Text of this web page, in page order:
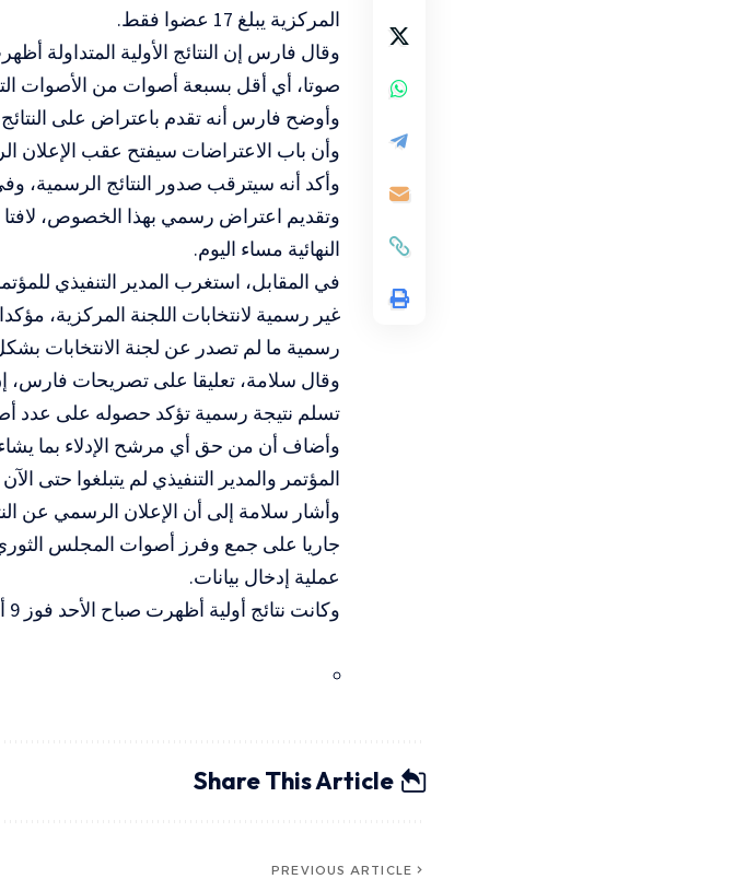
المركزية يبلغ 17 عضوا فقط.
صوتا، أي أقل بسبعة أصوات من الأصوات
وأوضح فارس أنه تقدم باعتراض على النتائج،
وأن باب الاعتراضات سيفتح عقب الإعلان
وأكد أنه سيترقب صدور النتائج الرسمية،
وتقديم اعتراض رسمي بهذا الخصوص، لافتا
النهائية مساء اليوم.
في المقابل، استغرب المدير التنفيذي
غير رسمية لانتخابات اللجنة المركزية،
رسمية ما لم تصدر عن لجنة الانتخابات
وقال سلامة، تعليقا على تصريحات فارس،
تسلم نتيجة رسمية تؤكد حصوله على عدد
وأضاف أن من حق أي مرشح الإدلاء بما يشاء
المؤتمر والمدير التنفيذي لم يتبلغوا حتى
وأشار سلامة إلى أن الإعلان الرسمي عن
عملية إدخال بيانات.
وكانت نتائج أولية أظهرت صباح الأحد فوز 9 أعضاء جدد بعضوية اللجنة المركزية من أصل 18 عضوا.
Share This Article
PREVIOUS ARTICLE